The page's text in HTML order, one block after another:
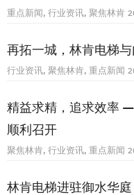
重点新闻 行业资讯 聚焦林肯
再拓一城，林肯电梯
行业资讯 聚焦林肯 重点新闻
精益求精，追求效率
顺利召开
聚焦林肯 行业资讯 重点新闻
林肯电梯进驻御水华